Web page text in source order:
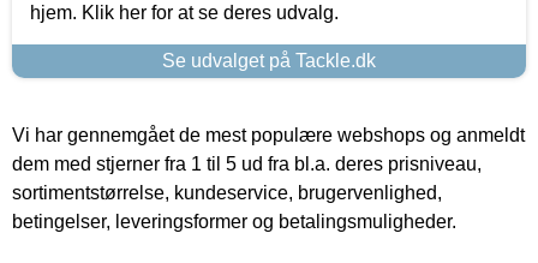
hjem. Klik her for at se deres udvalg.
Se udvalget på Tackle.dk
Vi har gennemgået de mest populære webshops og anmeldt
dem med stjerner fra 1 til 5 ud fra bl.a. deres prisniveau,
sortimentstørrelse, kundeservice, brugervenlighed,
betingelser, leveringsformer og betalingsmuligheder.